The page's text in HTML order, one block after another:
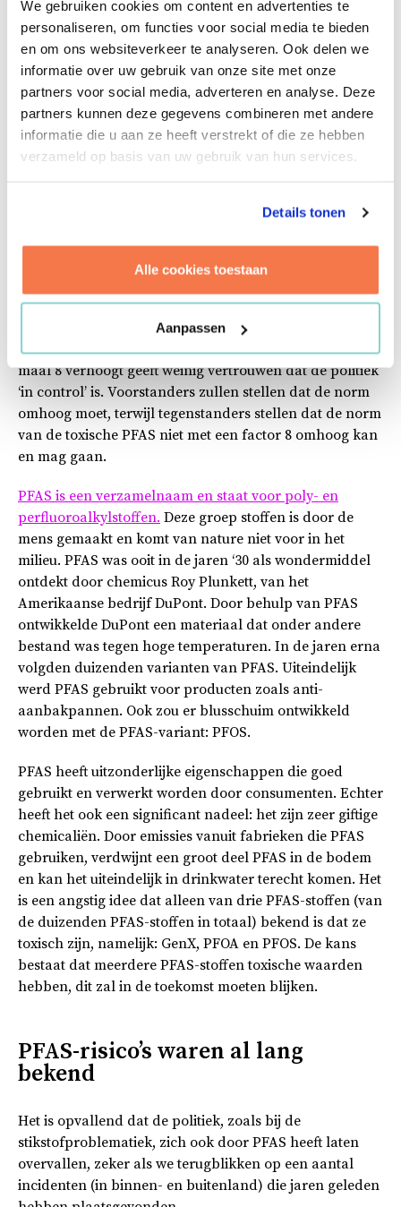
We gebruiken cookies om content en advertenties te
personaliseren, om functies voor social media te bieden
en om ons websiteverkeer te analyseren. Ook delen we
informatie over uw gebruik van onze site met onze
partners voor social media, adverteren en analyse. Deze
partners kunnen deze gegevens combineren met andere
informatie die u aan ze heeft verstrekt of die ze hebben
verzameld op basis van uw gebruik van hun services.
Details tonen
Alle cookies toestaan
Aanpassen
worden verplaatst. Deze norm werd in bijna alle
gevallen, waar sprake was van met PFAS vervuilde
grond, overschreden, waardoor veel
grondverzetbedrijven hun activiteiten moesten staken.
Na veel woede en druk vanuit de industrie werd
duidelijk dat de politiek snel moest handelen. Zo werd
er op 29 november 2019 door minister Van Veldhoven
Volgens de minister van Milieu en Wonen zou dit
positieve gevolgen hebben voor de bouwsector, echter is
dit nog maar de vraag. Kan men namelijk in zo’n korte
nodig? Wellicht zal later blijken dat de norm toch nog
verder omhoog of omlaag moet. Het feit dat de politiek
eerst een onhaalbare norm hanteert en nu de norm
maal 8 verhoogt geeft weinig vertrouwen dat de politiek
‘in control’ is. Voorstanders zullen stellen dat de norm
omhoog moet, terwijl tegenstanders stellen dat de norm
van de toxische PFAS niet met een factor 8 omhoog kan
en mag gaan.
PFAS is een verzamelnaam en staat voor poly- en
perfluoroalkylstoffen. Deze groep stoffen is door de
mens gemaakt en komt van nature niet voor in het
milieu. PFAS was ooit in de jaren ‘30 als wondermiddel
ontdekt door chemicus Roy Plunkett, van het
Amerikaanse bedrijf DuPont. Door behulp van PFAS
ontwikkelde DuPont een materiaal dat onder andere
bestand was tegen hoge temperaturen. In de jaren erna
volgden duizenden varianten van PFAS. Uiteindelijk
werd PFAS gebruikt voor producten zoals anti-
aanbakpannen. Ook zou er blusschuim ontwikkeld
worden met de PFAS-variant: PFOS.
PFAS heeft uitzonderlijke eigenschappen die goed
gebruikt en verwerkt worden door consumenten. Echter
heeft het ook een significant nadeel: het zijn zeer giftige
chemicaliën. Door emissies vanuit fabrieken die PFAS
gebruiken, verdwijnt een groot deel PFAS in de bodem
en kan het uiteindelijk in drinkwater terecht komen. Het
is een angstig idee dat alleen van drie PFAS-stoffen (van
de duizenden PFAS-stoffen in totaal) bekend is dat ze
toxisch zijn, namelijk: GenX, PFOA en PFOS. De kans
bestaat dat meerdere PFAS-stoffen toxische waarden
hebben, dit zal in de toekomst moeten blijken.
PFAS-risico’s waren al lang
bekend
Het is opvallend dat de politiek, zoals bij de
stikstofproblematiek, zich ook door PFAS heeft laten
overvallen, zeker als we terugblikken op een aantal
incidenten (in binnen- en buitenland) die jaren geleden